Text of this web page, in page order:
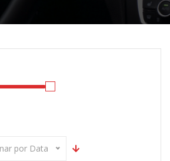
por Data